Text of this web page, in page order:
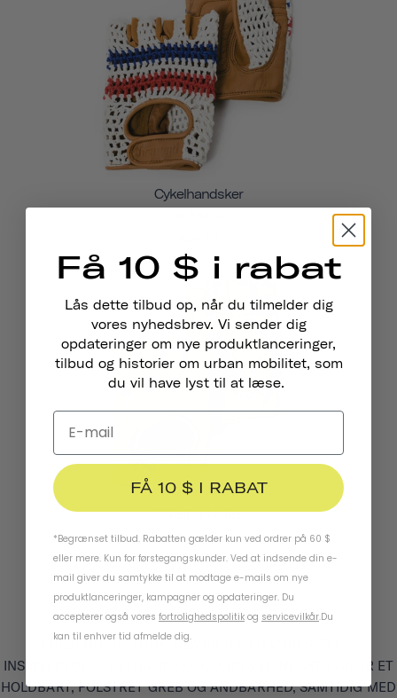
Cykelhandsker
Cykelhandsker
BULLITT
€38,95
FULDEND DIT LOOK TIL VEJEN MED VORES 70'ER-
INSPIREREDE CYKELHANDSKER. VORES HANDSKER GIVER ET
HOLDBART, POLSTRET GREB OG ÅNDBARHED, SAMTIDIG MED
Få 10 $ i rabat
Lås dette tilbud op, når du tilmelder dig
vores nyhedsbrev. Vi sender dig
opdateringer om nye produktlanceringer,
tilbud og historier om urban mobilitet, som
du vil have lyst til at læse.
FÅ 10 $ I RABAT
*Begrænset tilbud. Rabatten gælder kun ved ordrer på 60 $
eller mere. Kun for førstegangskunder. Ved at indsende din e-
mail giver du samtykke til at modtage e-mails om nye
produktlanceringer, kampagner og opdateringer. Du
accepterer også vores fortrolighedspolitik og servicevilkår.Du
kan til enhver tid afmelde dig.